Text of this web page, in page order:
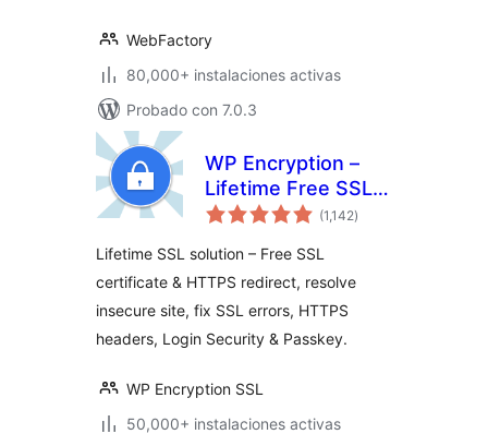
WebFactory
80,000+ instalaciones activas
Probado con 7.0.3
WP Encryption –
Lifetime Free SSL
Cert & HTTPS,
Redirect, SSL
Security
(1,142total
de
)
Lifetime SSL solution – Free SSL
certificate & HTTPS redirect, resolve
insecure site, fix SSL errors, HTTPS
headers, Login Security & Passkey.
WP Encryption SSL
50,000+ instalaciones activas